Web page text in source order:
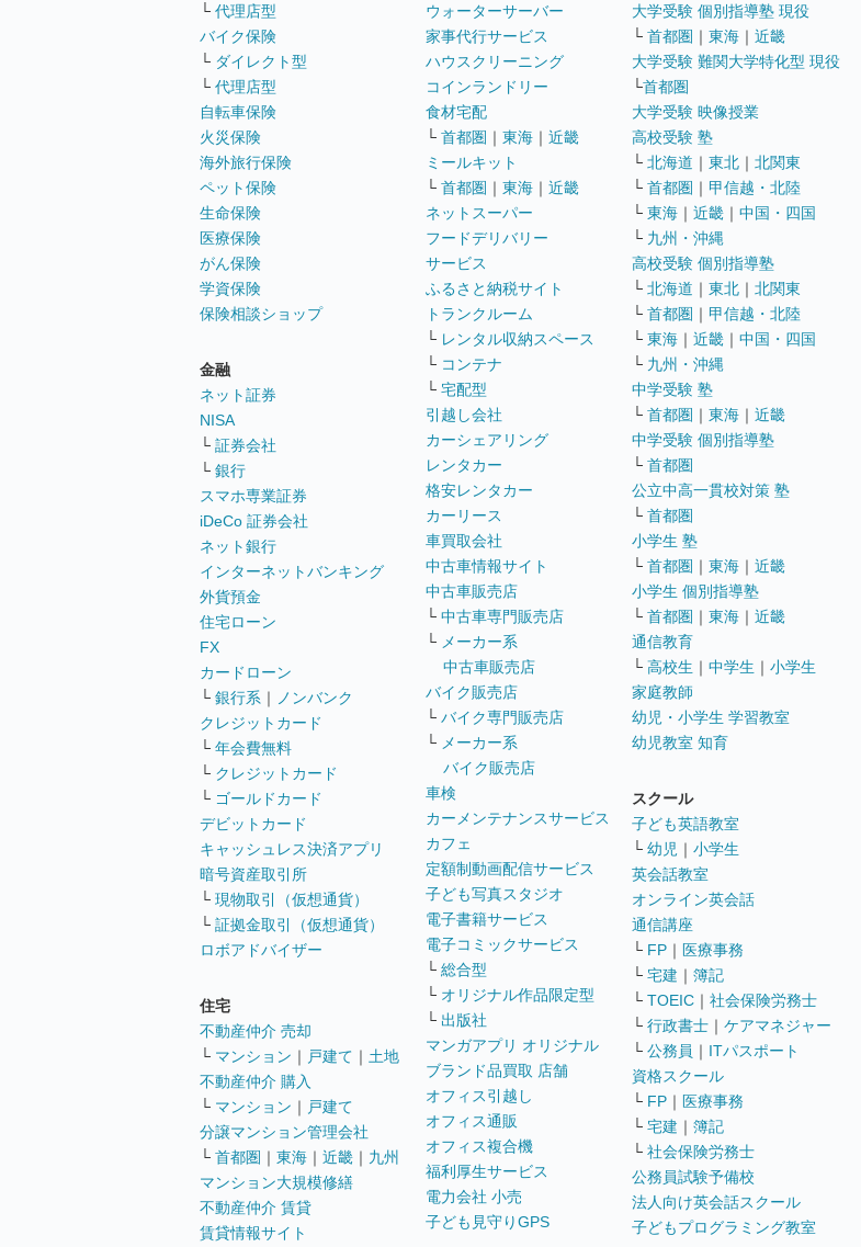
└ 代理店型
バイク保険
└ ダイレクト型
└ 代理店型
自転車保険
火災保険
海外旅行保険
ペット保険
生命保険
医療保険
がん保険
学資保険
保険相談ショップ
金融
ネット証券
NISA
└ 証券会社
└ 銀行
スマホ専業証券
iDeCo 証券会社
ネット銀行
インターネットバンキング
外貨預金
住宅ローン
FX
カードローン
└ 銀行系 ｜
ノンバンク
クレジットカード
└ 年会費無料
└ クレジットカード
└ ゴールドカード
デビットカード
キャッシュレス決済アプリ
暗号資産取引所
└ 現物取引（仮想通貨）
└ 証拠金取引（仮想通貨）
ロボアドバイザー
住宅
不動産仲介 売却
└ マンション ｜ 戸建て ｜ 土地
不動産仲介 購入
└ マンション ｜ 戸建て
分譲マンション管理会社
└ 首都圏 ｜ 東海 ｜ 近畿 ｜ 九州
マンション大規模修繕
不動産仲介 賃貸
賃貸情報サイト
ウォーターサーバー
家事代行サービス
ハウスクリーニング
コインランドリー
食材宅配
└ 首都圏 ｜ 東海 ｜ 近畿
ミールキット
└ 首都圏 ｜ 東海 ｜ 近畿
ネットスーパー
フードデリバリー
サービス
ふるさと納税サイト
トランクルーム
└ レンタル収納スペース
└ コンテナ
└ 宅配型
引越し会社
カーシェアリング
レンタカー
格安レンタカー
カーリース
車買取会社
中古車情報サイト
中古車販売店
└ 中古車専門販売店
└ メーカー系
中古車販売店
バイク販売店
└ バイク専門販売店
└ メーカー系
バイク販売店
車検
カーメンテナンスサービス
カフェ
定額制動画配信サービス
子ども写真スタジオ
電子書籍サービス
電子コミックサービス
└ 総合型
└ オリジナル作品限定型
└ 出版社
マンガアプリ オリジナル
ブランド品買取 店舗
オフィス引越し
オフィス通販
オフィス複合機
福利厚生サービス
電力会社 小売
子ども見守りGPS
大学受験 個別指導塾 現役
└ 首都圏 ｜ 東海 ｜ 近畿
大学受験 難関大学特化型 現役
└首都圏
大学受験 映像授業
高校受験 塾
└ 北海道 ｜ 東北 ｜ 北関東
└ 首都圏 ｜ 甲信越・北陸
└ 東海 ｜ 近畿 ｜ 中国・四国
└ 九州・沖縄
高校受験 個別指導塾
└ 北海道 ｜ 東北 ｜ 北関東
└ 首都圏 ｜ 甲信越・北陸
└ 東海 ｜ 近畿 ｜ 中国・四国
└ 九州・沖縄
中学受験 塾
└ 首都圏 ｜ 東海 ｜ 近畿
中学受験 個別指導塾
└ 首都圏
公立中高一貫校対策 塾
└ 首都圏
小学生 塾
└ 首都圏 ｜ 東海 ｜ 近畿
小学生 個別指導塾
└ 首都圏 ｜ 東海 ｜ 近畿
通信教育
└ 高校生 ｜ 中学生 ｜ 小学生
家庭教師
幼児・小学生 学習教室
幼児教室 知育
スクール
子ども英語教室
└ 幼児 ｜ 小学生
英会話教室
オンライン英会話
通信講座
└ FP ｜ 医療事務
└ 宅建 ｜ 簿記
└ TOEIC ｜ 社会保険労務士
└ 行政書士 ｜ ケアマネジャー
└ 公務員 ｜ ITパスポート
資格スクール
└ FP ｜ 医療事務
└ 宅建 ｜ 簿記
└ 社会保険労務士
公務員試験予備校
法人向け英会話スクール
子どもプログラミング教室